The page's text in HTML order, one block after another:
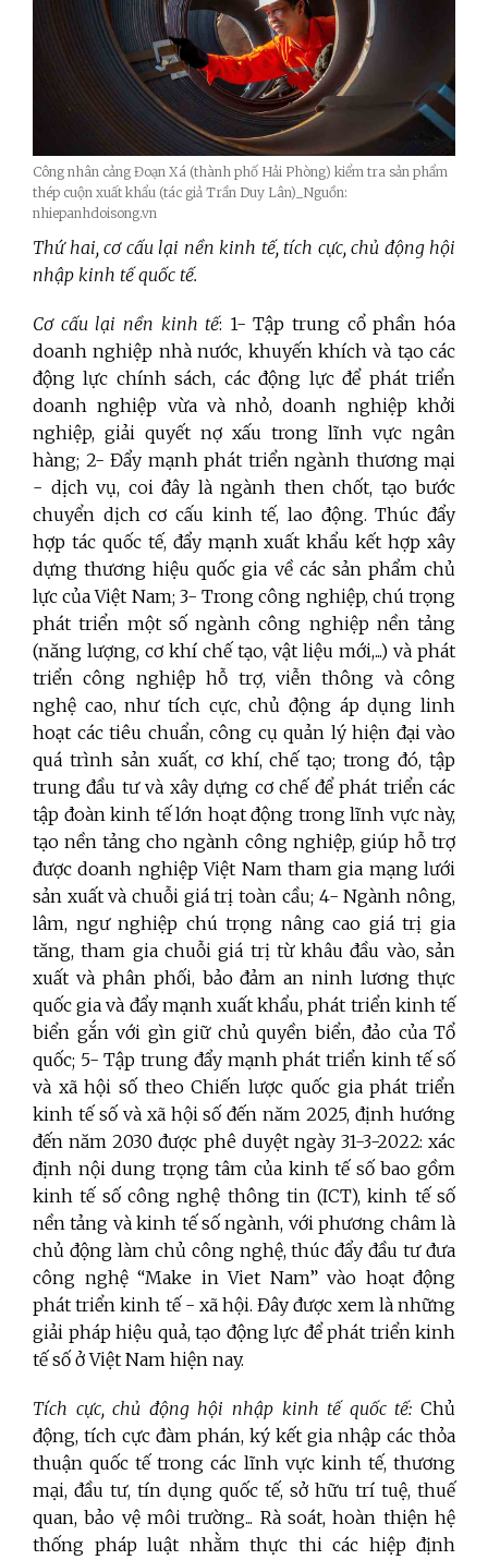
Công nhân cảng Đoạn Xá (thành phố Hải Phòng) kiểm tra sản phẩm
thép cuộn xuất khẩu (tác giả Trần Duy Lân)_Nguồn:
nhiepanhdoisong.vn
Thứ hai, cơ cấu lại nền kinh tế, tích cực, chủ động hội
nhập kinh tế quốc tế.
Cơ cấu lại nền kinh tế: 1- Tập trung cổ phần hóa
doanh nghiệp nhà nước, khuyến khích và tạo các
động lực chính sách, các động lực để phát triển
doanh nghiệp vừa và nhỏ, doanh nghiệp khởi
nghiệp, giải quyết nợ xấu trong lĩnh vực ngân
hàng; 2- Đẩy mạnh phát triển ngành thương mại
- dịch vụ, coi đây là ngành then chốt, tạo bước
chuyển dịch cơ cấu kinh tế, lao động. Thúc đẩy
hợp tác quốc tế, đẩy mạnh xuất khẩu kết hợp xây
dựng thương hiệu quốc gia về các sản phẩm chủ
lực của Việt Nam; 3- Trong công nghiệp, chú trọng
phát triển một số ngành công nghiệp nền tảng
(năng lượng, cơ khí chế tạo, vật liệu mới,...) và phát
triển công nghiệp hỗ trợ, viễn thông và công
nghệ cao, như tích cực, chủ động áp dụng linh
hoạt các tiêu chuẩn, công cụ quản lý hiện đại vào
quá trình sản xuất, cơ khí, chế tạo; trong đó, tập
trung đầu tư và xây dựng cơ chế để phát triển các
tập đoàn kinh tế lớn hoạt động trong lĩnh vực này,
tạo nền tảng cho ngành công nghiệp, giúp hỗ trợ
được doanh nghiệp Việt Nam tham gia mạng lưới
sản xuất và chuỗi giá trị toàn cầu; 4- Ngành nông,
lâm, ngư nghiệp chú trọng nâng cao giá trị gia
tăng, tham gia chuỗi giá trị từ khâu đầu vào, sản
xuất và phân phối, bảo đảm an ninh lương thực
quốc gia và đẩy mạnh xuất khẩu, phát triển kinh tế
biển gắn với gìn giữ chủ quyền biển, đảo của Tổ
quốc; 5- Tập trung đẩy mạnh phát triển kinh tế số
và xã hội số theo Chiến lược quốc gia phát triển
kinh tế số và xã hội số đến năm 2025, định hướng
đến năm 2030 được phê duyệt ngày 31-3-2022: xác
định nội dung trọng tâm của kinh tế số bao gồm
kinh tế số công nghệ thông tin (ICT), kinh tế số
nền tảng và kinh tế số ngành, với phương châm là
chủ động làm chủ công nghệ, thúc đẩy đầu tư đưa
công nghệ “Make in Viet Nam” vào hoạt động
phát triển kinh tế - xã hội. Đây được xem là những
giải pháp hiệu quả, tạo động lực để phát triển kinh
tế số ở Việt Nam hiện nay.
Tích cực, chủ động hội nhập kinh tế quốc tế: Chủ
động, tích cực đàm phán, ký kết gia nhập các thỏa
thuận quốc tế trong các lĩnh vực kinh tế, thương
mại, đầu tư, tín dụng quốc tế, sở hữu trí tuệ, thuế
quan, bảo vệ môi trường... Rà soát, hoàn thiện hệ
thống pháp luật nhằm thực thi các hiệp định